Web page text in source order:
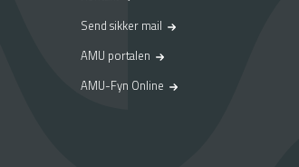
Send sikker mail
AMU portalen
AMU-Fyn Online